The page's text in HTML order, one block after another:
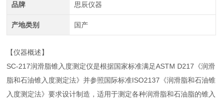
品牌 思辰仪器
产地类别 国产
【仪器概述】
SC-217润滑脂锥入度测定仪是根据国家标准满足ASTM D217《润滑
脂和石油锥入度测定法》并参照国际标准ISO2137《润滑脂和石油锥
入度测定法》要求设计制造，适用于测定各种润滑脂和石油脂的锥入